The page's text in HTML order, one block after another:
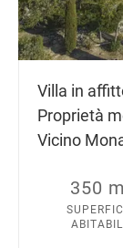
Villa in
Proprietà
Vicino
350 m